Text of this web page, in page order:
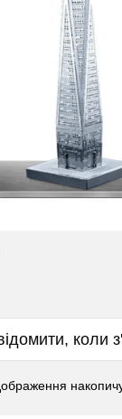
коли